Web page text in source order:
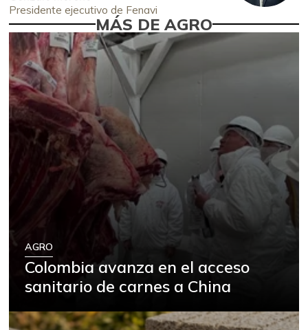
Presidente ejecutivo de Fenavi
MÁS DE AGRO
AGRO
Colombia avanza en el acceso
sanitario de carnes a China